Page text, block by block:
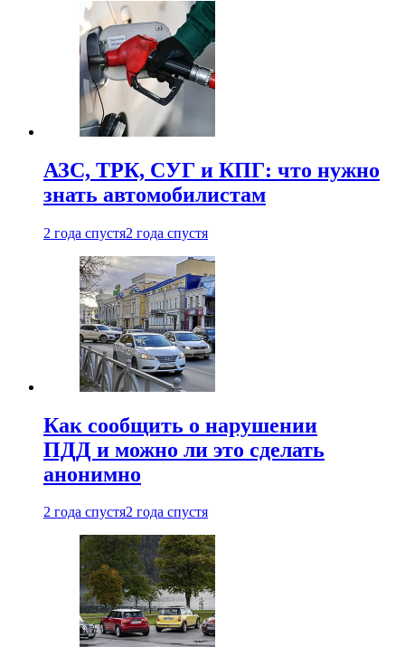
АЗС, ТРК, СУГ и КПГ: что нужно
знать автомобилистам
2 года спустя2 года спустя
Как сообщить о нарушении
ПДД и можно ли это сделать
анонимно
2 года спустя2 года спустя